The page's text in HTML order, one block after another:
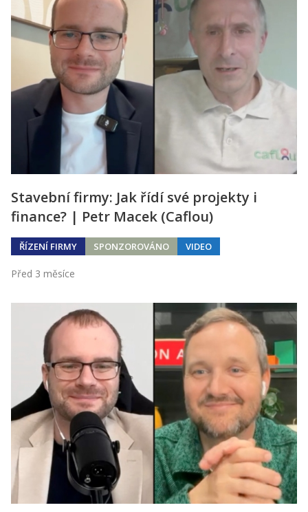
Stavební firmy: Jak řídí své projekty i
finance? | Petr Macek (Caflou)
ŘÍZENÍ FIRMY SPONZOROVÁNO VIDEO
Před 3 měsíce